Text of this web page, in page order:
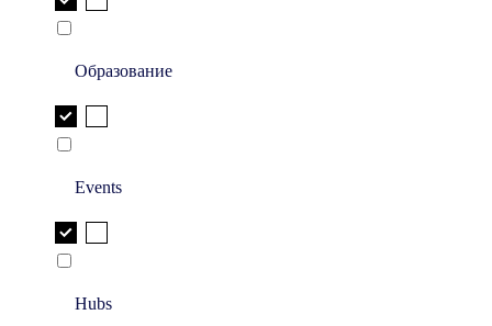
Образование
Events
Hubs